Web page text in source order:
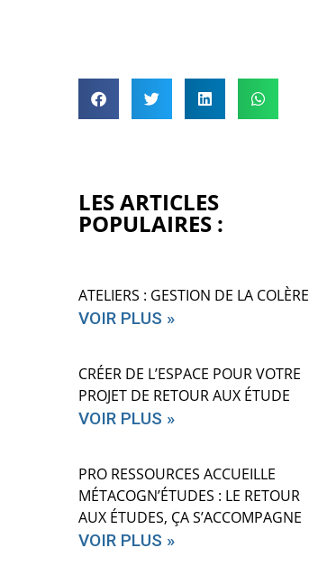
LES ARTICLES
POPULAIRES :
ATELIERS : GESTION DE LA COLÈRE
VOIR PLUS »
CRÉER DE L’ESPACE POUR VOTRE
PROJET DE RETOUR AUX ÉTUDE
VOIR PLUS »
PRO RESSOURCES ACCUEILLE
MÉTACOGN’ÉTUDES : LE RETOUR
AUX ÉTUDES, ÇA S’ACCOMPAGNE
VOIR PLUS »